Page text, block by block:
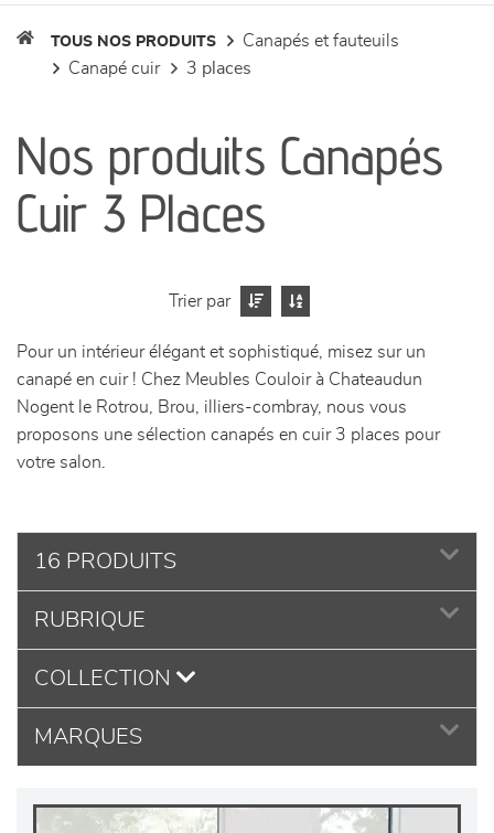
séjours
meubles de complément
décoration
TOUS NOS PRODUITS
canapés et fauteuils
canapé cuir
3 places
Nos produits Canapés
Cuir 3 Places
Trier par
Pour un intérieur élégant et sophistiqué, misez sur un
canapé en cuir ! Chez Meubles Couloir à Chateaudun
Nogent le Rotrou, Brou, illiers-combray, nous vous
proposons une sélection canapés en cuir 3 places pour
votre salon.
16 PRODUITS
RUBRIQUE
COLLECTION
MARQUES